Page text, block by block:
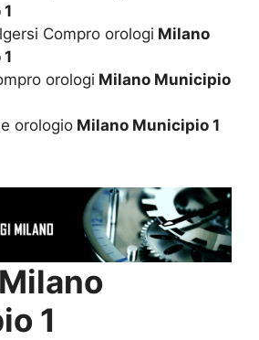
Compro orologi Milano
orologi Milano Municipio
orologio Milano Municipio 1
1